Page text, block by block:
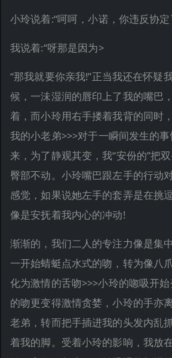
小玲说着:“呵呵，小诺，你违反协定
我说着:“呀那是因为>
“那我就要你亲我!”正当我还在怀疑
候，一沬湿润的唇印上了我的嘴巴
着，而小玲用右手搂着我背的同时
我的小老弟>>>对于一瞬间发生的
来，为了静观其变，我“安份的”把
臀部不动。小玲嘴巴跟左手的行动
感觉，如果说她左手的套弄是在挑
像是安抚着我内心的冲动!
渐渐的，我们二人的专注力像是集
一开始蜻蜓点水式的吻，转为像八
化为激情的舌吻>>>小玲的唿吸开
的吻更变得激情贪婪，小玲的手亦
老弟，转而把手插进我的头发内乱
着我的脚。受着小玲的影响，我放